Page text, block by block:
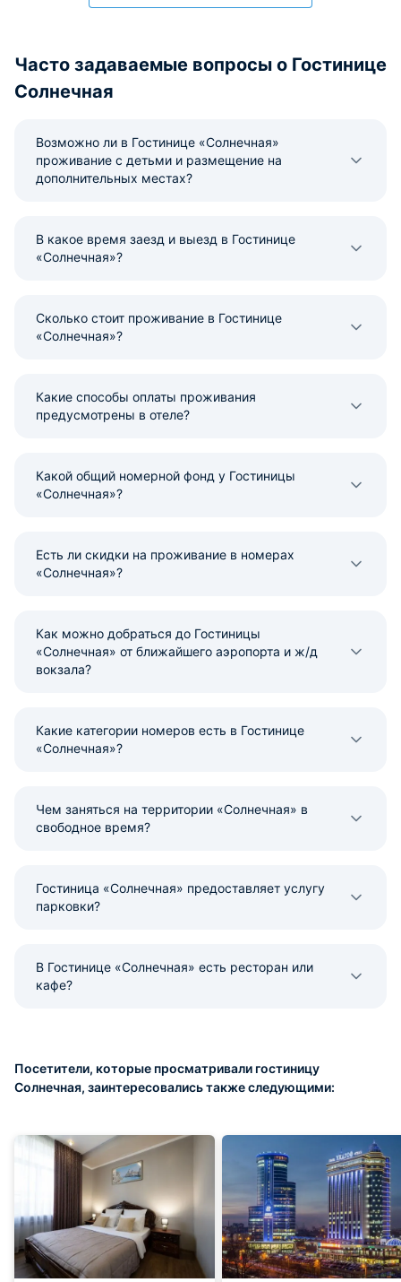
Часто задаваемые вопросы о Гостинице
Солнечная
Возможно ли в Гостинице «Солнечная»
проживание с детьми и размещение на
дополнительных местах?
В какое время заезд и выезд в Гостинице
«Солнечная»?
Сколько стоит проживание в Гостинице
«Солнечная»?
Какие способы оплаты проживания
предусмотрены в отеле?
Какой общий номерной фонд у Гостиницы
«Солнечная»?
Есть ли скидки на проживание в номерах
«Солнечная»?
Как можно добраться до Гостиницы
«Солнечная» от ближайшего аэропорта и ж/д
вокзала?
Какие категории номеров есть в Гостинице
«Солнечная»?
Чем заняться на территории «Солнечная» в
свободное время?
Гостиница «Солнечная» предоставляет услугу
парковки?
В Гостинице «Солнечная» есть ресторан или
кафе?
Посетители, которые просматривали гостиницу
Солнечная, заинтересовались также следующими: